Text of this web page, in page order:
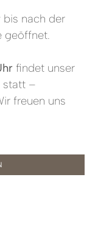
bis nach der
geöffnet.
findet unser
statt –
freuen uns